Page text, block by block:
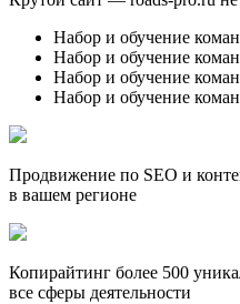
Набор и обучение
Набор и обучение
Набор и обучение
Набор и обучение
Продвижение по SEO и
в вашем регионе
Копирайтинг более 500
все сферы деятельности